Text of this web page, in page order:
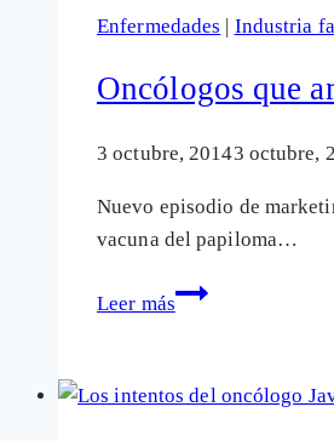
no
solo
del
ser
está
siendo
nuestro
Enfermedades | Industria
Oncólogos que
3 octubre, 20143 octubre,
Nuevo episodio de
vacuna del papiloma…
Leer más
Oncólogos
con